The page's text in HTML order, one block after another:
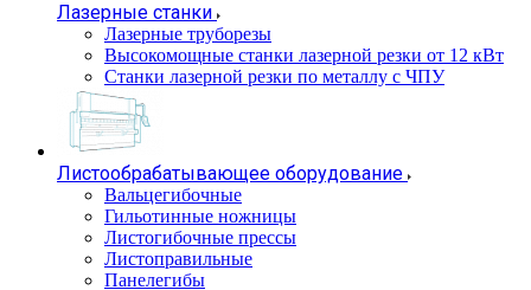
Лазерные станки
Лазерные труборезы
Высокомощные станки лазерной резки от 12 кВт
Станки лазерной резки по металлу с ЧПУ
Листообрабатывающее оборудование
Вальцегибочные
Гильотинные ножницы
Листогибочные прессы
Листоправильные
Панелегибы